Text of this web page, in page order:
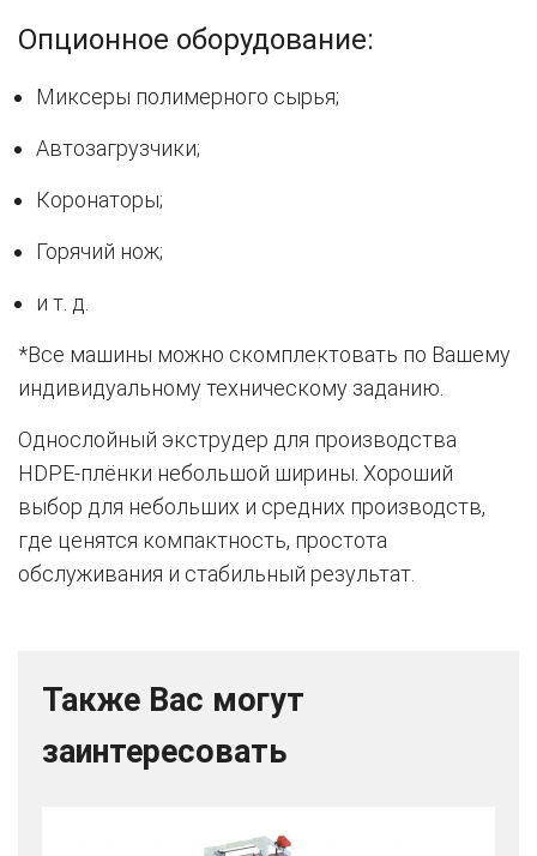
Опционное оборудование:
Миксеры полимерного сырья;
Автозагрузчики;
Коронаторы;
Горячий нож;
и т. д.
*Все машины можно скомплектовать по Вашему
индивидуальному техническому заданию.
Однослойный экструдер для производства
HDPE-плёнки небольшой ширины. Хороший
выбор для небольших и средних производств,
где ценятся компактность, простота
обслуживания и стабильный результат.
Также Вас могут
заинтересовать